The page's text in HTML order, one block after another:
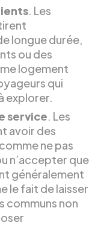
. Les
longue durée,
ou des
logement
qui
explorer.
service. Les
avoir des
ne pas
n’accepter que
généralement
le fait de laisser
communs non